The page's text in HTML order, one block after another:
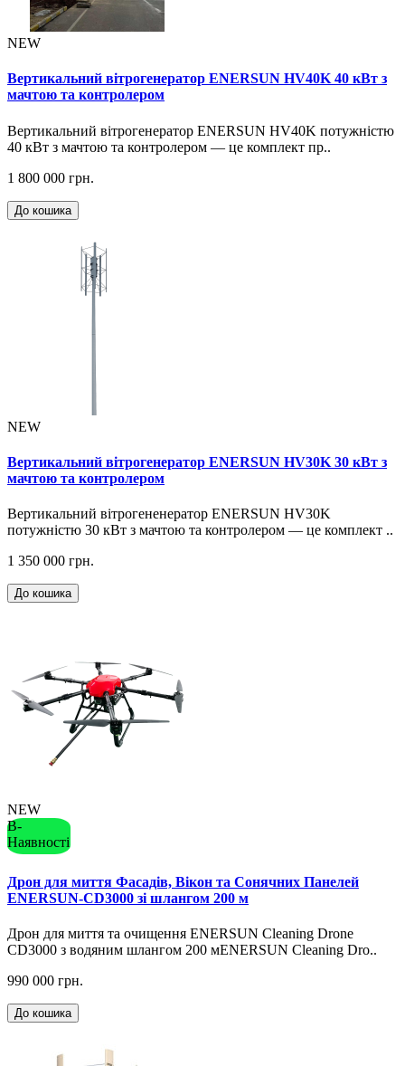
NEW
Вертикальний вітрогенератор ENERSUN HV40K 40 кВт з
мачтою та контролером
Вертикальний вітрогенератор ENERSUN HV40K потужністю
40 кВт з мачтою та контролером — це комплект пр..
1 800 000 грн.
До кошика
NEW
Вертикальний вітрогенератор ENERSUN HV30K 30 кВт з
мачтою та контролером
Вертикальний вітрогененератор ENERSUN HV30K
потужністю 30 кВт з мачтою та контролером — це комплект ..
1 350 000 грн.
До кошика
NEW
В-
Наявності
Дрон для миття Фасадів, Вікон та Сонячних Панелей
ENERSUN-CD3000 зі шлангом 200 м
Дрон для миття та очищення ENERSUN Cleaning Drone
CD3000 з водяним шлангом 200 мENERSUN Cleaning Dro..
990 000 грн.
До кошика